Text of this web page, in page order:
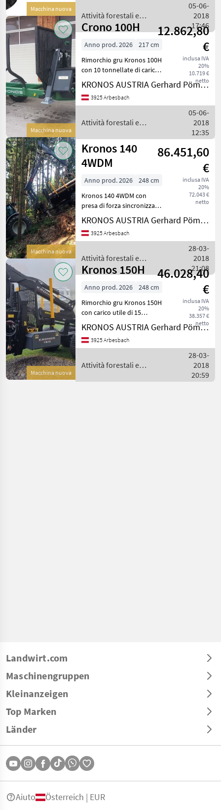
Macchina nuova
serie. Diver
Attività forestali e
lavorazione del legno /
Kronos
05-06-
2018
17:46
Macchina nuova
Crono 100H
12.862,80
€
inclusa IVA
20%
10.719 €
netto
Anno prod. 2026
217 cm
Rimorchio gru Kronos 100H
con 10 tonnellate di carico
per asse. Design a doppio
telaio con asse oscillante.
Pneumatici 400/60-15.5"
protezion
KRONOS AUSTRIA Gerhard Pömmer e.U.
3925 Arbesbach
Attività forestali e
Kronos
05-06-
2018
12:35
Macchina nuova
Kronos 140
4WDM
86.451,60
€
inclusa IVA
20%
72.043 €
netto
Anno prod. 2026
248 cm
Kronos 140 4WDM con
presa di forza sincronizzata
meccanica. Potenza motrice
75kN. Vari modelli di telaio
di base tra cui scegliere.
Y sen
KRONOS AUSTRIA Gerhard Pömmer e.U.
3925 Arbesbach
Attività forestali e
lavorazione del legno /
Kronos
28-03-
2018
21:08
Macchina nuova
Kronos 150H
46.028,40
€
inclusa IVA
20%
38.357 €
netto
Anno prod. 2026
248 cm
Rimorchio gru Kronos 150H
con carico utile di 15
tonnellate con supporto
gru e gambe di sostegno
HD. Telaio disponibile in
anche con te
KRONOS AUSTRIA Gerhard Pömmer e.U.
3925 Arbesbach
Attività forestali e
Kronos
28-03-
2018
20:59
Landwirt.com
Maschinengruppen
Kleinanzeigen
Top Marken
Länder
Aiuto Österreich | EUR